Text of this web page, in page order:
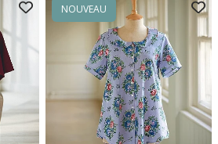
NOUVEAU